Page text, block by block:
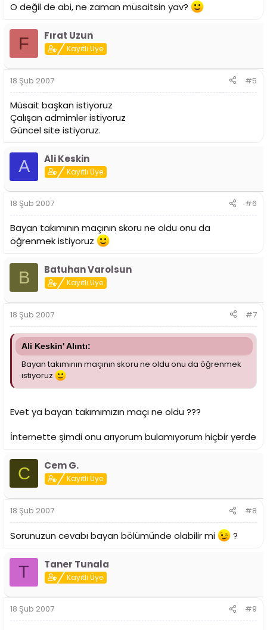
O değil de abi, ne zaman müsaitsin yav?
F Fırat Uzun
Kayıtlı Üye
18 Şub 2007 #5
Müsait başkan istiyoruz
Çalışan admimler istiyoruz
Güncel site istiyoruz.
A Ali Keskin
Kayıtlı Üye
18 Şub 2007 #6
Bayan takımının maçının skoru ne oldu onu da
öğrenmek istiyoruz
B Batuhan Varolsun
Kayıtlı Üye
18 Şub 2007 #7
Ali Keskin' Alıntı:
Bayan takımının maçının skoru ne oldu onu da öğrenmek
istiyoruz
Evet ya bayan takımımızın maçı ne oldu ???
İnternette şimdi onu arıyorum bulamıyorum hiçbir yerde
C Cem G.
Kayıtlı Üye
18 Şub 2007 #8
Sorunuzun cevabı bayan bölümünde olabilir mi ?
T Taner Tunala
Kayıtlı Üye
18 Şub 2007 #9